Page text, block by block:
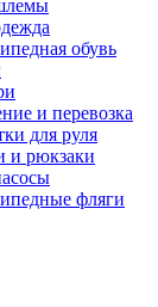
обувь
и перевозка
для руля
и рюкзаки
фляги